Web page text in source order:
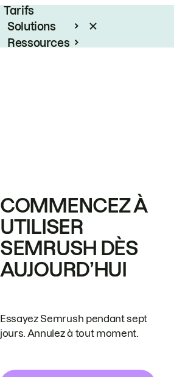
Tarifs
Solutions
Ressources
COMMENCEZ À
UTILISER
SEMRUSH DÈS
AUJOURD’HUI
Essayez Semrush pendant sept
jours. Annulez à tout moment.